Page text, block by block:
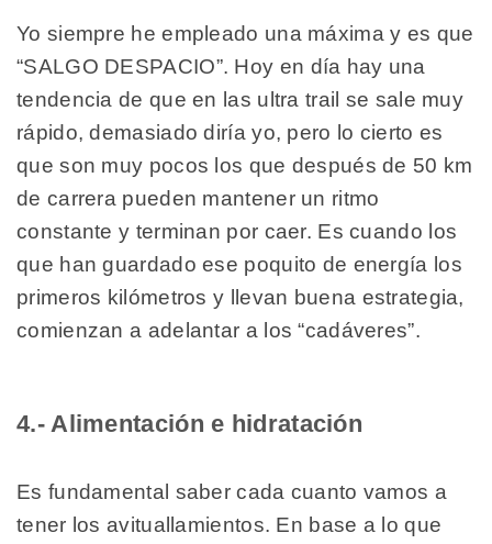
Yo siempre he empleado una máxima y es que
“SALGO DESPACIO”. Hoy en día hay una
tendencia de que en las ultra trail se sale muy
rápido, demasiado diría yo, pero lo cierto es
que son muy pocos los que después de 50 km
de carrera pueden mantener un ritmo
constante y terminan por caer. Es cuando los
que han guardado ese poquito de energía los
primeros kilómetros y llevan buena estrategia,
comienzan a adelantar a los “cadáveres”.
4.- Alimentación e hidratación
Es fundamental saber cada cuanto vamos a
tener los avituallamientos. En base a lo que